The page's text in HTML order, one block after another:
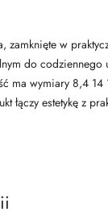
w
do
wymiary 8,4
łączy estetykę z